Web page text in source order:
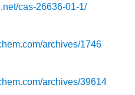
cas-26636-01-1/
archives/1746
archives/39614